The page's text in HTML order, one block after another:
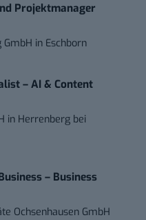
Projektmanager
in Eschborn
– AI & Content
in Herrenberg bei
– Business
Ochsenhausen GmbH